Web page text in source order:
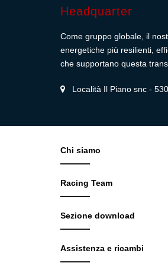
Headquarter
Come gruppo globale, il
energetiche più resilienti,
che supportano questa
Località Il Piano snc -
Chi siamo
Racing Team
Sezione download
Assistenza e ricambi